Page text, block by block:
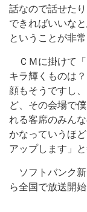
話なので話せた
できればいいな
ということが非
ＣＭに掛けて「
キラ輝くものは
顔もそうですし
ど、その会場で
れる客席のみん
かなっていうほ
アップします」と
ソフトバンク新
ら全国で放送開始